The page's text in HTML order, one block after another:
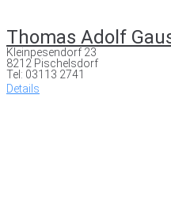
Thomas Adolf
Kleinpesendorf 23
8212 Pischelsdorf
Tel: 03113 2741
Details